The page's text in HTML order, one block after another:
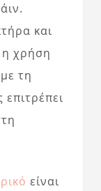
και
χρήση
τη
είναι